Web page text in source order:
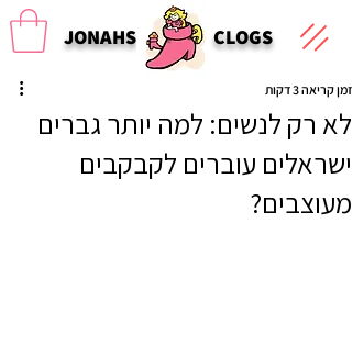
JONAHS CLOGS
לא רק לנשים: למה יותר גברים
ישראלים עוברים לקבקבים
מעוצבים?
זמן קריאה 3 דקות